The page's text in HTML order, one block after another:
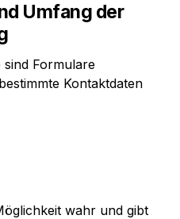
Umfang der
Formulare
Kontaktdaten
wahr und gibt